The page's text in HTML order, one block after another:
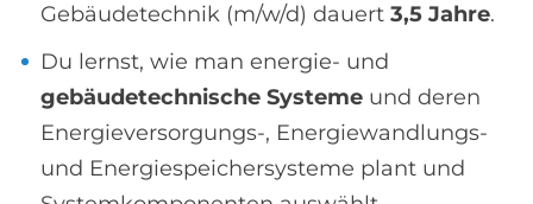
Gebäudetechnik (m/w/d) dauert 3,5 Jahre.
Du lernst, wie man energie- und
gebäudetechnische Systeme und deren
Energieversorgungs-, Energie­wandlungs-
und Energie­speicher­systeme plant und